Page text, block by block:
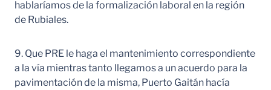
hablaríamos de la formalización laboral en la región
de Rubiales.
9. Que PRE le haga el mantenimiento correspondiente
a la vía mientras tanto llegamos a un acuerdo para la
pavimentación de la misma, Puerto Gaitán hacía